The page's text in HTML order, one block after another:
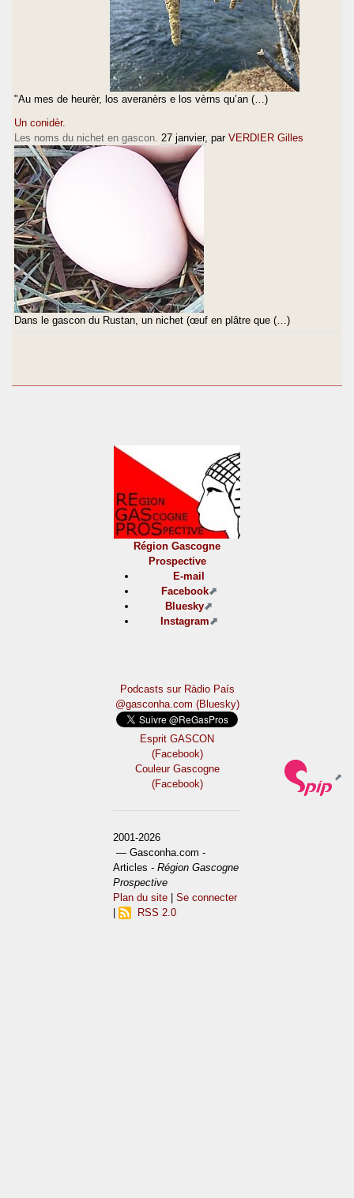
"Au mes de heurèr, los averanèrs e los vèrns qu’an (…)
Un conidèr.
Les noms du nichet en gascon. 27 janvier, par VERDIER Gilles
Dans le gascon du Rustan, un nichet (œuf en plâtre que (…)
Région Gascogne
Prospective
E-mail
Facebook
Bluesky
Instagram
Podcasts sur Ràdio País
@gasconha.com (Bluesky)
Esprit GASCON
(Facebook)
Couleur Gascogne
(Facebook)
2001-2026
— Gasconha.com -
Articles -Région Gascogne
Prospective
Plan du site |Se connecter
RSS 2.0